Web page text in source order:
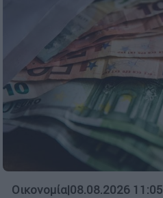
Οικονομία|08.08.2026 11:05